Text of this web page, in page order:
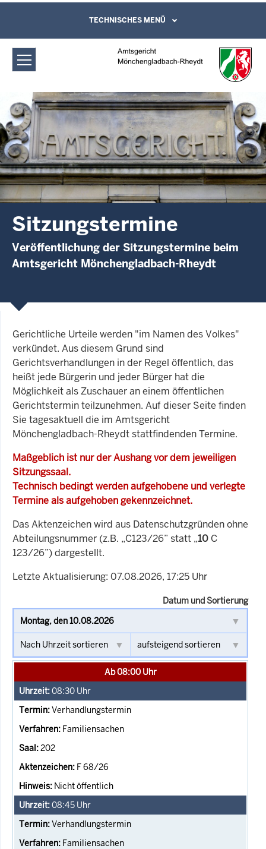
Amtsgericht Mönchengladbach-
Rheydt: Sitzungstermine
Direkt zum Inhalt
Leichte Sprache, Gebärdensprachenvideo
und Kontaktformular
TECHNISCHES MENÜ
Sitzungstermine
Veröffentlichung der Sitzungstermine beim
Amtsgericht Mönchengladbach-Rheydt
Gerichtliche Urteile werden "im Namen des Volkes"
verkündet. Aus diesem Grund sind
Gerichtsverhandlungen in der Regel öffentlich, das
heißt jede Bürgerin und jeder Bürger hat die
Möglichkeit als Zuschauer an einem öffentlichen
Gerichtstermin teilzunehmen. Auf dieser Seite finden
Sie tagesaktuell die im Amtsgericht
Mönchengladbach-Rheydt stattfindenden Termine.
Maßgeblich ist nur der Aushang vor dem jeweiligen
Sitzungssaal.
Technisch bedingt werden aufgehobene und verlegte
Termine als aufgehoben gekennzeichnet.
Das Aktenzeichen wird aus Datenschutzgründen ohne
Abteilungsnummer (z.B. „C123/26” statt „10 C
123/26”) dargestellt.
Letzte Aktualisierung: 07.08.2026, 17:25 Uhr
Datum und Sortierung
Ab 08:00 Uhr
08:30 Uhr
Verhandlungstermin
Familiensachen
202
F 68/26
Nicht öffentlich
08:45 Uhr
Verhandlungstermin
Familiensachen